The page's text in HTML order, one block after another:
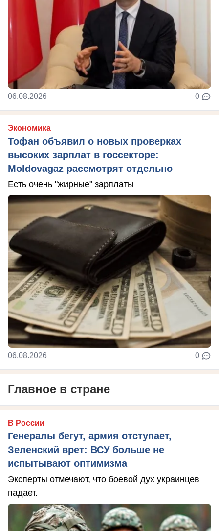
06.08.2026 0
Экономика
Тофан объявил о новых проверках
высоких зарплат в госсекторе:
Moldovagaz рассмотрят отдельно
Есть очень "жирные" зарплаты
06.08.2026 0
Главное в стране
В России
Генералы бегут, армия отступает,
Зеленский врет: ВСУ больше не
испытывают оптимизма
Эксперты отмечают, что боевой дух украинцев
падает.